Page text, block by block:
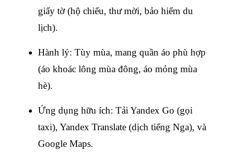
giấy tờ (hộ chiếu, thư mời, bảo hiểm du
lịch).
Hành lý: Tùy mùa, mang quần áo phù hợp
(áo khoác lông mùa đông, áo mỏng mùa
hè).
Ứng dụng hữu ích: Tải Yandex Go (gọi
taxi), Yandex Translate (dịch tiếng Nga), và
Google Maps.